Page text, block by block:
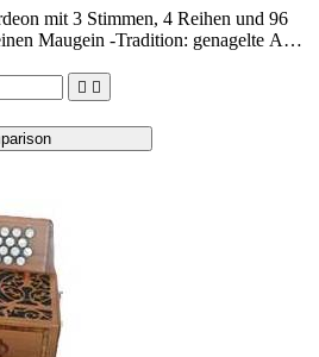
mit 3 Stimmen, 4 Reihen und 96
Maugein -Tradition: genagelte A
fortgeschrittene Spieler.
 